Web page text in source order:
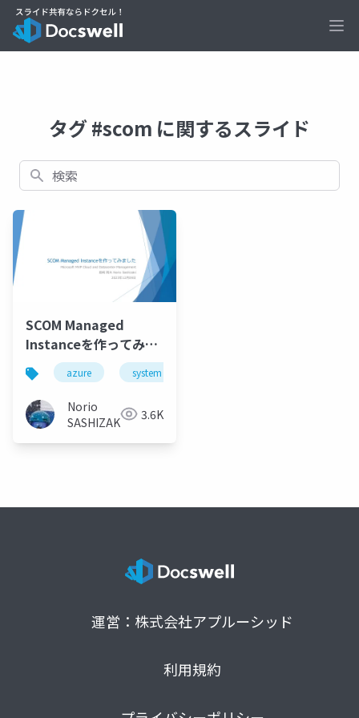
タグ #scom に関するスライド
検索
SCOM Managed
Instanceを作ってみま
した/I tried to create
SCOM Managed
Instance
azure system cetner operations manager
Norio
SASHIZAKI
3.6K
運営：株式会社アプルーシッド
利用規約